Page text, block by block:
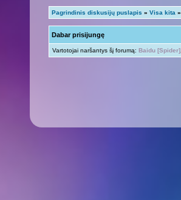
Pagrindinis diskusijų puslapis » Visa kita »
Dabar prisijungę
Vartotojai naršantys šį forumą: Baidu [Spider]